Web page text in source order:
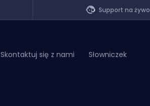
Support na żywo
Skontaktuj się z nami Słowniczek